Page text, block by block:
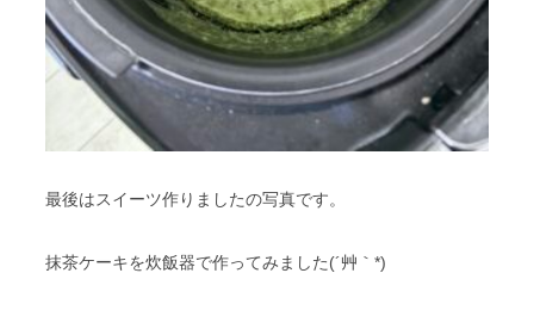
最後はスイーツ作りましたの写真です。
抹茶ケーキを炊飯器で作ってみました(´艸｀*)